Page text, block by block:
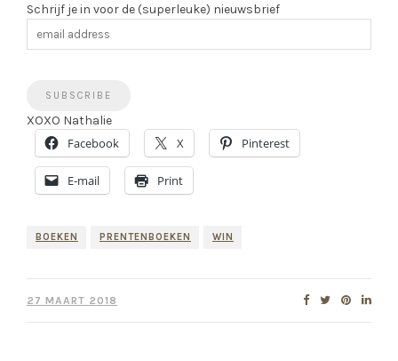
Schrijf je in voor de (superleuke) nieuwsbrief
XOXO Nathalie
Facebook X Pinterest
E-mail Print
BOEKEN PRENTENBOEKEN WIN
27 MAART 2018